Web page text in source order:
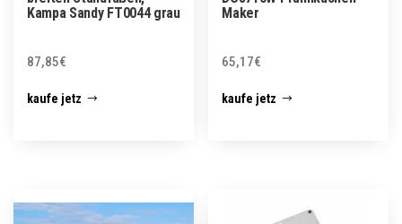
Kampa Sandy FT0044 grau
87,85€
kaufe jetz
Maker
65,17€
kaufe jetz